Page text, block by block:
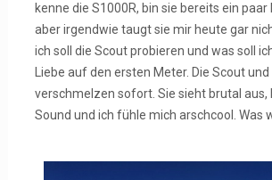
kenne die S1000R, bin sie bereits ein
aber irgendwie taugt sie mir heute gar
ich soll die Scout probieren und was soll
Liebe auf den ersten Meter. Die Scout und
verschmelzen sofort. Sie sieht brutal aus,
Sound und ich fühle mich arschcool. Was